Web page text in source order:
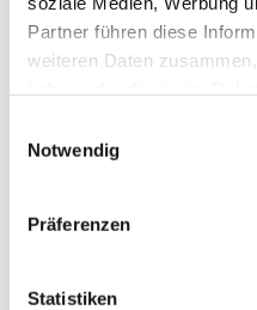
Partner führen diese
weiteren Daten
Notwendig
Präferenzen
Statistiken
Die Teilnahme seines
wurde 1958 massiv
Staat durch weitere
Anreise und die Feier
begannen auch